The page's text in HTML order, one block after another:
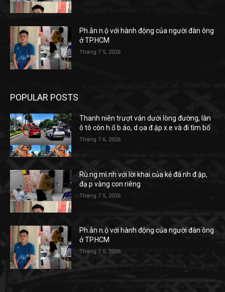
Ph.ẫn n.ộ với hành động của người đàn ông
ở TP.HCM
Tháng 7 5, 2026
POPULAR POSTS
Thanh niên trượt ván dưới lòng đường, làn
ô tô còn h.ổ b.áo, d.ọa đ.ập x.e và đi tìm bố
Tháng 7 6, 2026
Rù.ng mì.nh với lời khai của kẻ đá.nh đ.ập,
đạ.p văng con riêng
Tháng 7 5, 2026
Ph.ẫn n.ộ với hành động của người đàn ông
ở TP.HCM
Tháng 7 5, 2026